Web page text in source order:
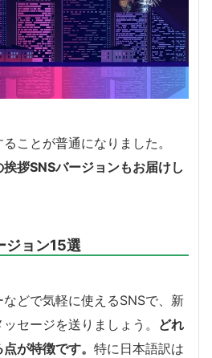
ことが普通になりました。
挨拶SNSバージョンもお届けし
ジョン15選
どで気軽に使えるSNSで、新
セージを送りましょう。 どれ
が特徴です。 特に日本語訳は